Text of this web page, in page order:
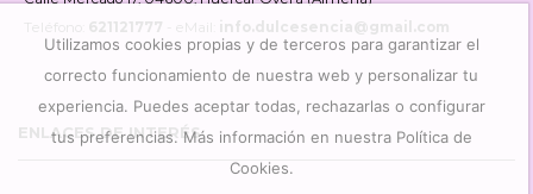
Teléfono: 621121777 info.dulcesencia@gmail.com
ENLACES DE INTERÉS
Utilizamos cookies propias y de terceros para garantizar el
correcto funcionamiento de nuestra web y personalizar tu
experiencia. Puedes aceptar todas, rechazarlas o configurar
tus preferencias. Más información en nuestra Política de
Cookies.